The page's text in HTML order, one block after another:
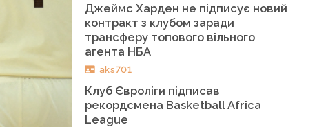
Джеймс Харден не підписує новий
контракт з клубом заради
трансферу топового вільного
агента НБА
aks701
Клуб Євроліги підписав
рекордсмена Basketball Africa
League